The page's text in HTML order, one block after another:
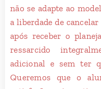
não se adapte ao
a liberdade de
após receber o
ressarcido
adicional e sem ter
Queremos que o